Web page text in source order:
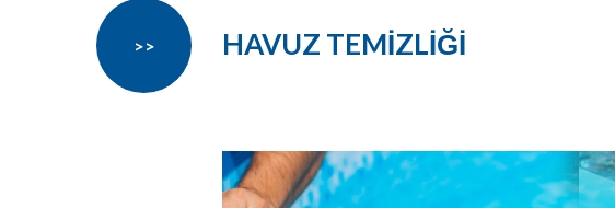
HAVUZ TEMİZLİĞİ
>>